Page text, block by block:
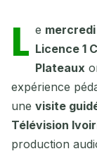
L e
Licence 1
Plateaux
expérience
une visite
Télévision
production